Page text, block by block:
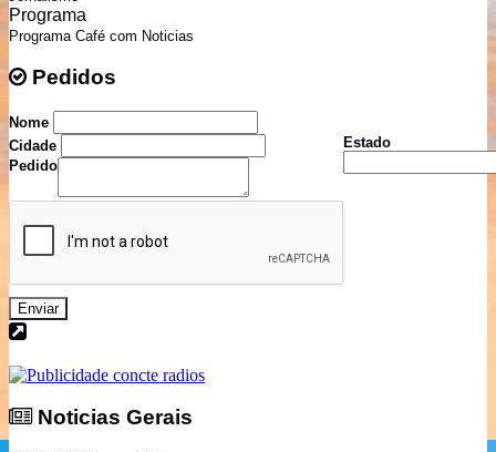
Programa
Programa Café com Noticias
Pedidos
Nome
Cidade
Estado
Pedido
Enviar
Noticias Gerais